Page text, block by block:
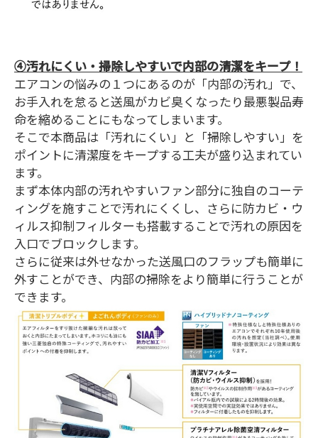
④汚れにくい・掃除しやすいで内部の清潔をキープ！
エアコンの悩みの１つにあるのが「内部の汚れ」で、
お手入れを怠ると送風がカビ臭くなったり最悪製品寿
命を縮めることにもなってしまいます。
そこで本商品は「汚れにくい」と「掃除しやすい」を
ポイントに清潔度をキープする工夫が盛り込まれてい
ます。
まず本体内部の汚れやすいファン部分に独自のコーテ
ィングを施すことで汚れにくくし、さらに防カビ・ウ
ィルス抑制フィルターも搭載することで汚れの原因を
入口でブロックします。
さらに従来は外せなかった送風口のフラップも簡単に
外すことができ、内部の掃除をより簡単に行うことが
できます。